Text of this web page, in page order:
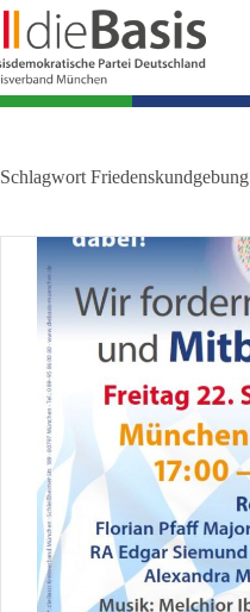
Zum
Inhalt
springen
Schlagwort Friedenskundgebung